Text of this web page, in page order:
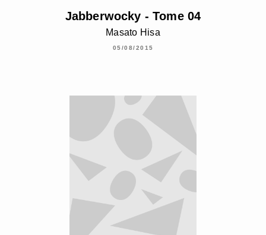
Jabberwocky - Tome 04
Masato Hisa
05/08/2015